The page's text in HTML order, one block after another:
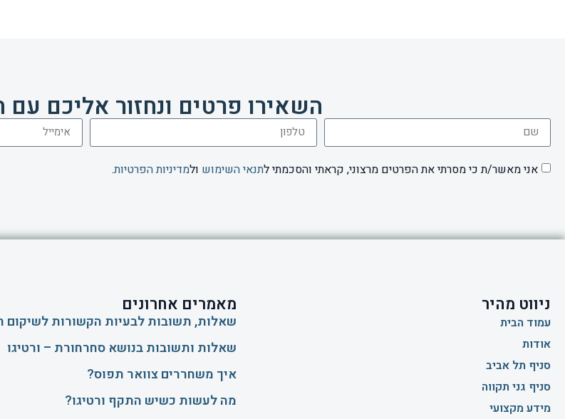
השאירו פרטים ונחזור אליכם עם
אני מאשר/ת כי מסרתי את הפרטים מרצוני, קראתי והסכמתי לתנאי השימוש ולמדיניות הפרטיות.
ניווט מהיר
עמוד הבית
אודות
סניף תל אביב
סניף גני תקווה
מידע מקצועי
מאמרים אחרונים
שאלות, תשובות לבעיות הקשורות לשיקום
שאלות ותשובות בנושא סחרחורת – ורטיגו
איך משחררים צוואר תפוס?
​מה לעשות כשיש התקף ורטיגו?